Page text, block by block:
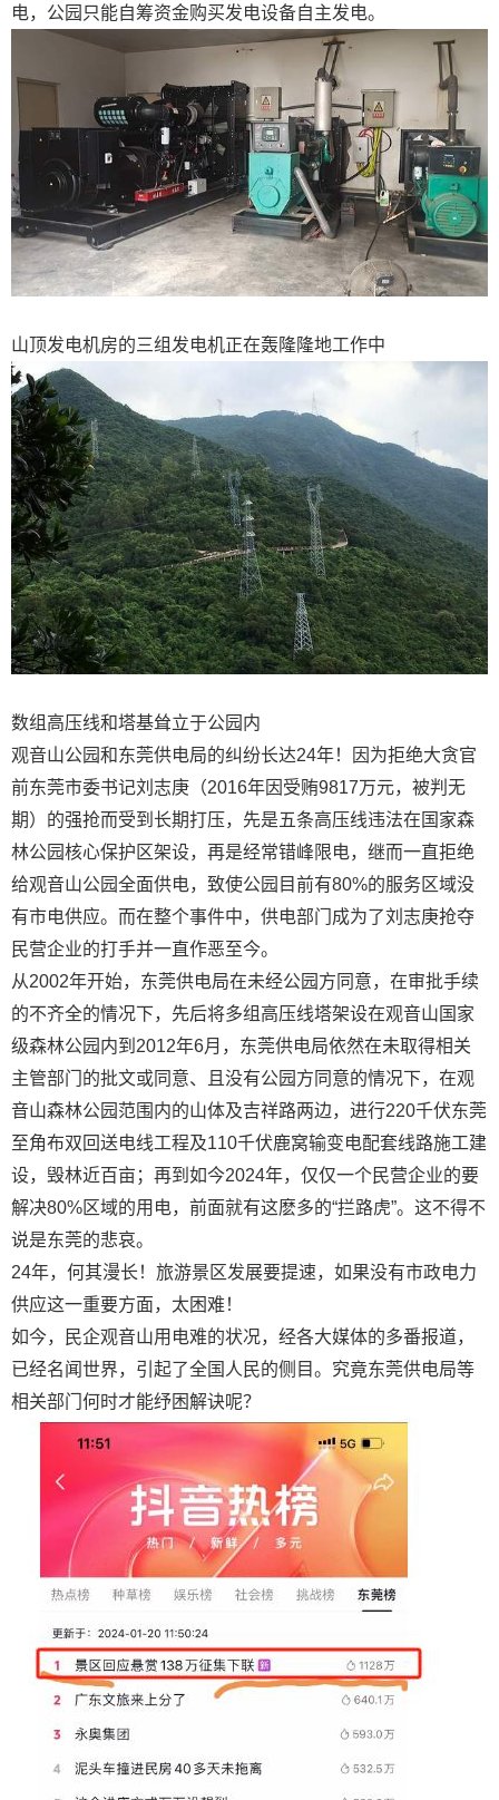
电，公园只能自筹资金购买发电设备自主发电。
山顶发电机房的三组发电机正在轰隆隆地工作中
数组高压线和塔基耸立于公园内
观音山公园和东莞供电局的纠纷长达24年！因为拒绝大贪官
前东莞市委书记刘志庚（2016年因受贿9817万元，被判无
期）的强抢而受到长期打压，先是五条高压线违法在国家森
林公园核心保护区架设，再是经常错峰限电，继而一直拒绝
给观音山公园全面供电，致使公园目前有80%的服务区域没
有市电供应。而在整个事件中，供电部门成为了刘志庚抢夺
民营企业的打手并一直作恶至今。
从2002年开始，东莞供电局在未经公园方同意，在审批手续
的不齐全的情况下，先后将多组高压线塔架设在观音山国家
级森林公园内到2012年6月，东莞供电局依然在未取得相关
主管部门的批文或同意、且没有公园方同意的情况下，在观
音山森林公园范围内的山体及吉祥路两边，进行220千伏东莞
至角布双回送电线工程及110千伏鹿窝输变电配套线路施工建
设，毁林近百亩；再到如今2024年，仅仅一个民营企业的要
解决80%区域的用电，前面就有这麽多的“拦路虎”。这不得不
说是东莞的悲哀。
24年，何其漫长！旅游景区发展要提速，如果没有市政电力
供应这一重要方面，太困难！
如今，民企观音山用电难的状况，经各大媒体的多番报道，
已经名闻世界，引起了全国人民的侧目。究竟东莞供电局等
相关部门何时才能纾困解诀呢？